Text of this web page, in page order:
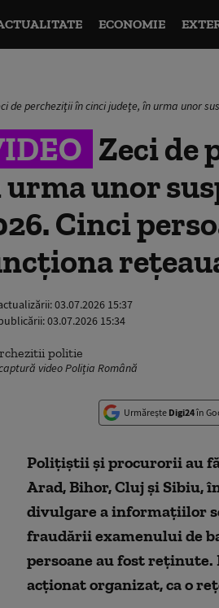
ECONOMIE
de percheziţii în cinci judeţe, în urma unor
Zeci de
unor
Cinci
03.07.2026 15:37
03.07.2026 15:34
video Poliția Română
Urmărește Digi24în
Poliţiştii şi procurorii au
Arad, Bihor, Cluj şi Sibiu,
divulgare a informaţiilor
fraudării examenului de
persoane au fost reținute.
acționat organizat, ca o